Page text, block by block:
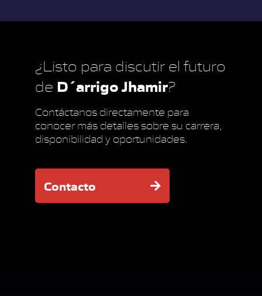
¿Listo para discutir el futuro
de D´arrigo Jhamir?
Contáctanos directamente para
conocer más detalles sobre su carrera,
disponibilidad y oportunidades.
Contacto